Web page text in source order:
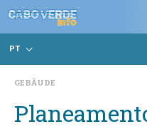
PT
GEBÄUDE